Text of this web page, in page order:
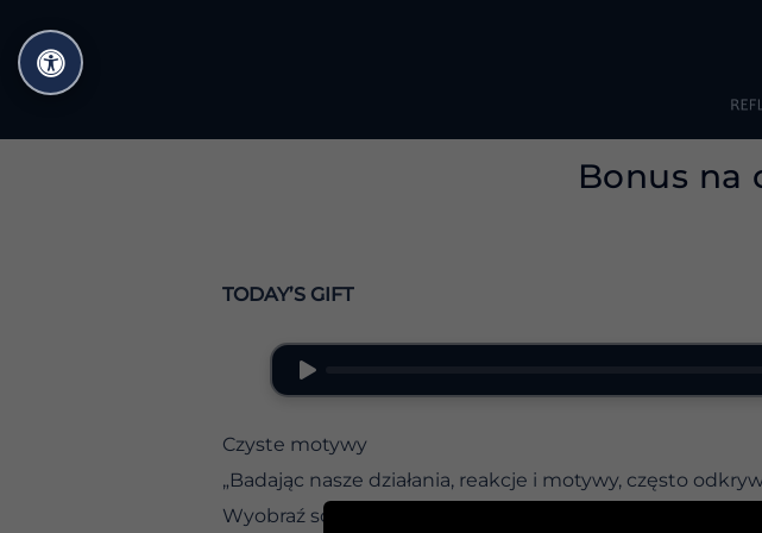
do
treści
Bonus na
TODAY’S GIFT
Czyste motywy
„Badając nasze działania, reakcje i motywy, często
Wyobraź sobie poranną medytację z instrukcją: zanim